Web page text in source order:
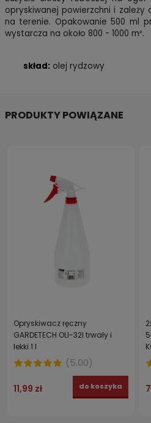
opryskiwanej powierzchni i zależy
na terenie. Opakowanie 500 ml
wystarcza na około 800 - 1000 m².
skład: olej rydzowy
PRODUKTY POWIĄZANE
Opryskiwacz ręczny
GARDETECH OLI-32I trwały i
lekki 1 l
(5.00)
11,99 zł do koszyka